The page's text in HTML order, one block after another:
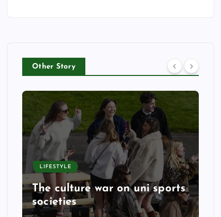
Other Story
LIFESTYLE
The culture war on uni sports
societies